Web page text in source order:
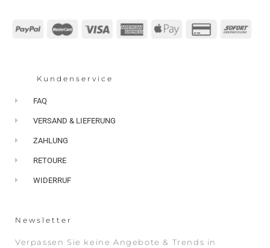
Kundenservice
FAQ
VERSAND & LIEFERUNG
ZAHLUNG
RETOURE
WIDERRUF
Newsletter
Verpassen Sie keine Angebote & Trends in